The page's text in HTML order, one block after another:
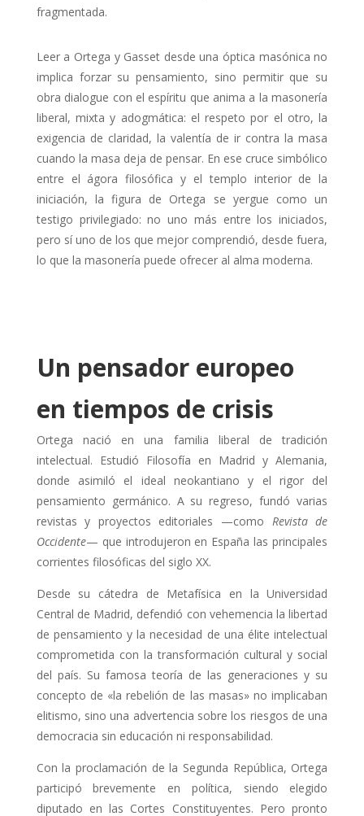
fragmentada.
Leer a Ortega y Gasset desde una óptica masónica no
implica forzar su pensamiento, sino permitir que su
obra dialogue con el espíritu que anima a la masonería
liberal, mixta y adogmática: el respeto por el otro, la
exigencia de claridad, la valentía de ir contra la masa
cuando la masa deja de pensar. En ese cruce simbólico
entre el ágora filosófica y el templo interior de la
iniciación, la figura de Ortega se yergue como un
testigo privilegiado: no uno más entre los iniciados,
pero sí uno de los que mejor comprendió, desde fuera,
lo que la masonería puede ofrecer al alma moderna.
Un pensador europeo
en tiempos de crisis
Ortega nació en una familia liberal de tradición
intelectual. Estudió Filosofía en Madrid y Alemania,
donde asimiló el ideal neokantiano y el rigor del
pensamiento germánico. A su regreso, fundó varias
revistas y proyectos editoriales —como Revista de
Occidente— que introdujeron en España las principales
corrientes filosóficas del siglo XX.
Desde su cátedra de Metafísica en la Universidad
Central de Madrid, defendió con vehemencia la libertad
de pensamiento y la necesidad de una élite intelectual
comprometida con la transformación cultural y social
del país. Su famosa teoría de las generaciones y su
concepto de «la rebelión de las masas» no implicaban
elitismo, sino una advertencia sobre los riesgos de una
democracia sin educación ni responsabilidad.
Con la proclamación de la Segunda República, Ortega
participó brevemente en política, siendo elegido
diputado en las Cortes Constituyentes. Pero pronto